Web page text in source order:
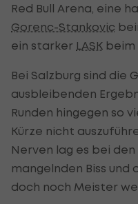
Red Bull Arena, eine
Gorenc-Stankovic
ein starker LASK beim
Bei Salzburg sind die
ausbleibenden
Runden hingegen so
Kürze nicht
Nerven lag es bei
mangelnden Biss und
doch noch Meister